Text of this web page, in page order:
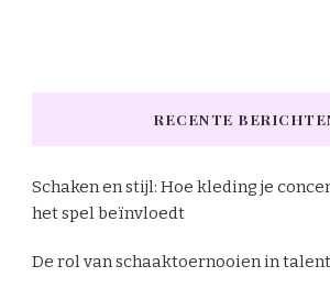
RECENTE
Schaken en stijl: Hoe kleding je
het spel beïnvloedt
De rol van schaaktoernooien in